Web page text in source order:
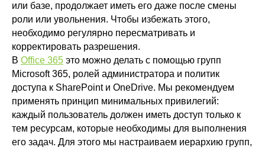
или базе, продолжает иметь его даже после смены
роли или увольнения. Чтобы избежать этого,
необходимо регулярно пересматривать и
корректировать разрешения.
В Office 365 это можно делать с помощью групп
Microsoft 365, ролей администратора и политик
доступа к SharePoint и OneDrive. Мы рекомендуем
применять принцип минимальных привилегий:
каждый пользователь должен иметь доступ только к
тем ресурсам, которые необходимы для выполнения
его задач. Для этого мы настраиваем иерархию групп,